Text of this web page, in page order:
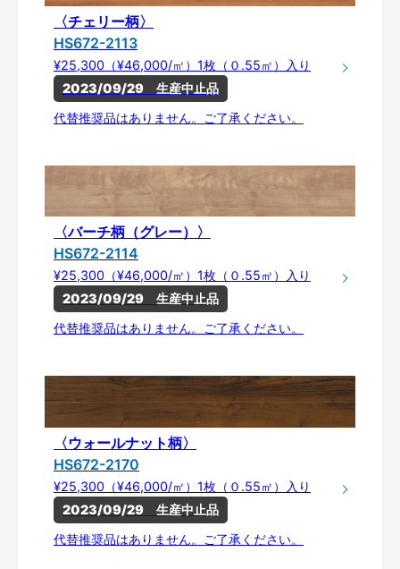
〈チェリー柄〉
HS672-2113
¥25,300（¥46,000/㎡）1枚（０.55㎡）入り
2023/09/29　生産中止品
代替推奨品はありません。ご了承ください。
〈バーチ柄（グレー）〉
HS672-2114
¥25,300（¥46,000/㎡）1枚（０.55㎡）入り
2023/09/29　生産中止品
代替推奨品はありません。ご了承ください。
〈ウォールナット柄〉
HS672-2170
¥25,300（¥46,000/㎡）1枚（０.55㎡）入り
2023/09/29　生産中止品
代替推奨品はありません。ご了承ください。